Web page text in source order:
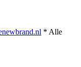
* Alle